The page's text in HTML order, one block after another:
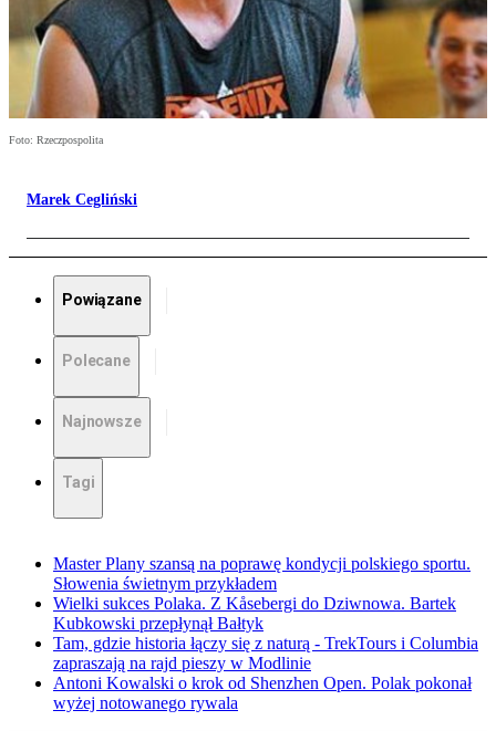
Foto: Rzeczpospolita
Marek Cegliński
Powiązane
Polecane
Najnowsze
Tagi
Master Plany szansą na poprawę kondycji polskiego sportu.
Słowenia świetnym przykładem
Wielki sukces Polaka. Z Kåsebergi do Dziwnowa. Bartek
Kubkowski przepłynął Bałtyk
Tam, gdzie historia łączy się z naturą - TrekTours i Columbia
zapraszają na rajd pieszy w Modlinie
Antoni Kowalski o krok od Shenzhen Open. Polak pokonał
wyżej notowanego rywala